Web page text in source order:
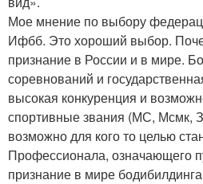
Мое мнение по выбору
Ифбб. Это хороший выбор.
признание в России и в мире.
соревнований и
высокая конкуренция и
спортивные звания (МС, Мсмк,
возможно для кого то целью
Профессионала, означающего
признание в мире